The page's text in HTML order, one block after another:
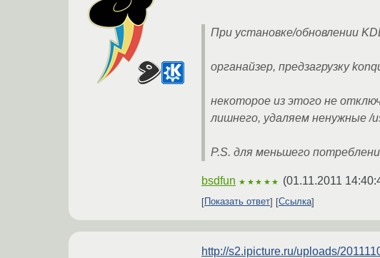
При установке/обновлении
органайзер, предзагрузку
некоторое из этого не
лишнего, удаляем ненужные /
P.S. для меньшего
bsdfun ★★★★★ (01.11.2011
Показать ответ Ссылка
http://s2.ipicture.ru/uploads/